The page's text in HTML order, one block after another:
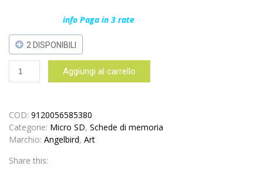
info Paga in 3 rate
2 DISPONIBILI
Angelbird
128
Micro
SD
AV
MK2
Aggiungi al carrello
COD: 9120056585380
Categorie: Micro SD, Schede di memoria
Marchio: Angelbird, Art
Share this: